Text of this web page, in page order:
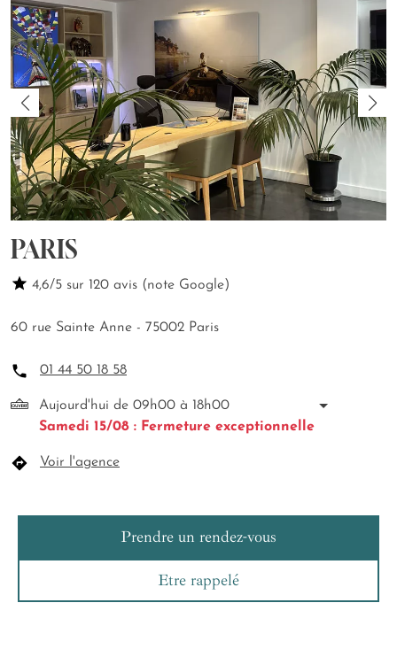
PARIS
4,6/5 sur 120 avis (note Google)
60 rue Sainte Anne - 75002 Paris
01 44 50 18 58
Aujourd'hui de 09h00 à 18h00
Samedi 15/08 : Fermeture exceptionnelle
Voir l'agence
Prendre un rendez-vous
Etre rappelé